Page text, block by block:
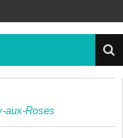
aux-Roses